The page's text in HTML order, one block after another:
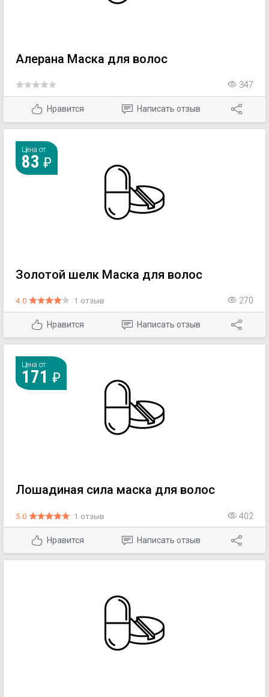
Алерана Маска для волос
347
Нравится Написать отзыв
Цена от
83
Золотой шелк Маска для волос
4.0 1 отзыв 270
Нравится Написать отзыв
Цена от
171
Лошадиная сила маска для волос
5.0 1 отзыв 402
Нравится Написать отзыв